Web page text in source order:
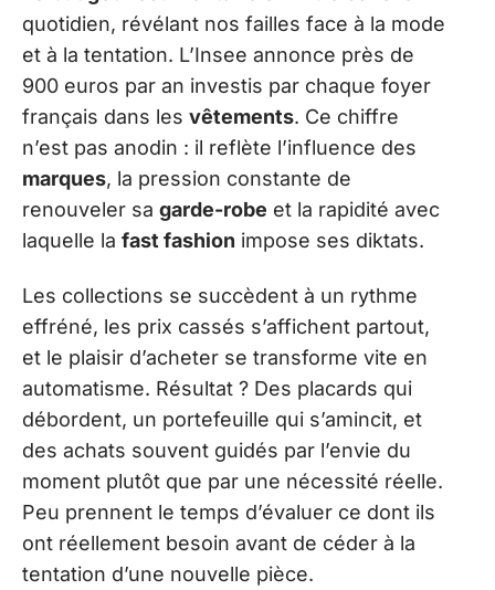
quotidien, révélant nos failles face à la mode
et à la tentation. L’Insee annonce près de
900 euros par an investis par chaque foyer
français dans les vêtements. Ce chiffre
n’est pas anodin : il reflète l’influence des
marques, la pression constante de
renouveler sa garde-robe et la rapidité avec
laquelle la fast fashion impose ses diktats.
Les collections se succèdent à un rythme
effréné, les prix cassés s’affichent partout,
et le plaisir d’acheter se transforme vite en
automatisme. Résultat ? Des placards qui
débordent, un portefeuille qui s’amincit, et
des achats souvent guidés par l’envie du
moment plutôt que par une nécessité réelle.
Peu prennent le temps d’évaluer ce dont ils
ont réellement besoin avant de céder à la
tentation d’une nouvelle pièce.